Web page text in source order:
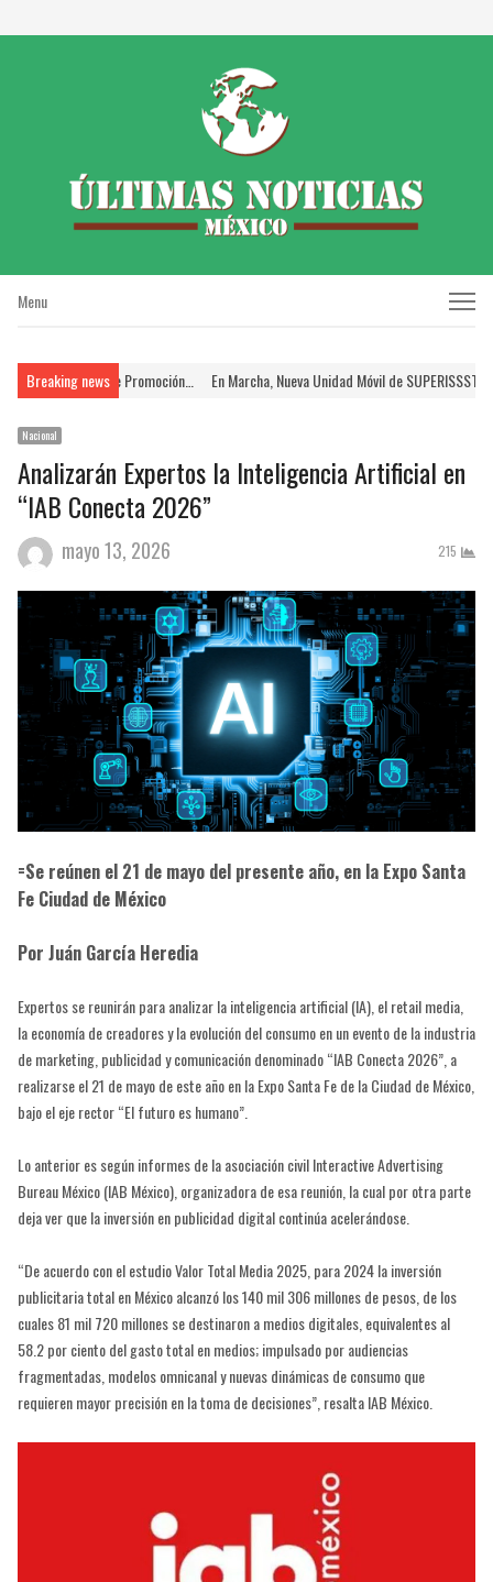
Menu
Menu
Breaking news
en el Proceso de Promoción… En Marcha, Nueva Unidad Móvil de SUPERISSSTE;
Nacional
Analizarán Expertos la Inteligencia Artificial en
“IAB Conecta 2026”
mayo 13, 2026 215
=Se reúnen el 21 de mayo del presente año, en la Expo Santa
Fe Ciudad de México
Por Juán García Heredia
Expertos se reunirán para analizar la inteligencia artificial (IA), el retail media,
la economía de creadores y la evolución del consumo en un evento de la industria
de marketing, publicidad y comunicación denominado “IAB Conecta 2026”, a
realizarse el 21 de mayo de este año en la Expo Santa Fe de la Ciudad de México,
bajo el eje rector “El futuro es humano”.
Lo anterior es según informes de la asociación civil Interactive Advertising
Bureau México (IAB México), organizadora de esa reunión, la cual por otra parte
deja ver que la inversión en publicidad digital continúa acelerándose.
“De acuerdo con el estudio Valor Total Media 2025, para 2024 la inversión
publicitaria total en México alcanzó los 140 mil 306 millones de pesos, de los
cuales 81 mil 720 millones se destinaron a medios digitales, equivalentes al
58.2 por ciento del gasto total en medios; impulsado por audiencias
fragmentadas, modelos omnicanal y nuevas dinámicas de consumo que
requieren mayor precisión en la toma de decisiones”, resalta IAB México.